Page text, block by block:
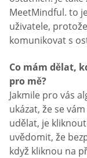
MeetMindful. to
uživatele,
komunikovat s
Co mám dělat,
pro mě?
Jakmile pro vás
ukázat, že se
udělat, je
uvědomit, že
když kliknou na